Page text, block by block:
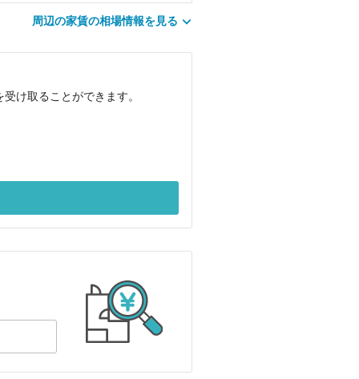
周辺の家賃の相場情報を見る
け取ることができます。